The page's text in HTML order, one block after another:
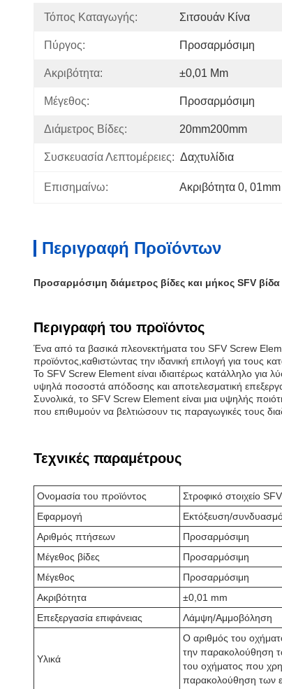
Τόπος Καταγωγής: Σιτσουάν Κίνα
Πύργος: Προσαρμόσιμη
Ακριβότητα: ±0,01 Mm
Μέγεθος: Προσαρμόσιμη
Διάμετρος Βίδες: 20mm200mm
Συσκευασία Λεπτομέρειες: Δαχτυλίδια
Επισημαίνω: Ακριβότητα 0, 01mm
Περιγραφή Προϊόντων
Προσαρμόσιμη διάμετρος βίδες και μήκος SFV
Περιγραφή του προϊόντος
Ένα από τα βασικά πλεονεκτήματα του SFV Screw
προϊόντος,καθιστώντας την ιδανική επιλογή για τους
Το SFV Screw Element είναι ιδιαιτέρως κατάλληλο για
υψηλά ποσοστά απόδοσης και αποτελεσματική
Συνολικά, το SFV Screw Element είναι μια υψηλής
που επιθυμούν να βελτιώσουν τις παραγωγικές τους
Τεχνικές παραμέτρους
Ονομασία του προϊόντος
Στροφικό στοιχείο SFV
Εφαρμογή
Εκτόξευση/
Αριθμός πτήσεων
Προσαρμόσιμη
Μέγεθος βίδες
Προσαρμόσιμη
Μέγεθος
Προσαρμόσιμη
Ακριβότητα
±0,01 mm
Επεξεργασία επιφάνειας
Λάμψη/Αμμοβόληση
Υλικά
Ο αριθμός του
την παρακολούθηση
του οχήματος που
παρακολούθηση των